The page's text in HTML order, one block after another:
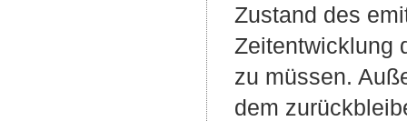
Zustand des
Zeitentwicklung
zu müssen.
dem